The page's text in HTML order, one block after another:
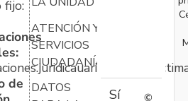
fijo:
de
ATENCIÓN Y
SERVICIOS
CIUDADANÍA
DATOS
Sí
©